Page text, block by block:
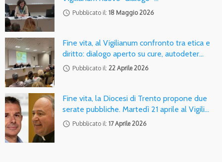
access_time Pubblicato il: 18 Maggio 2026
Fine vita, al Vigilianum confronto tra etica e
diritto: dialogo aperto su cure, autodeter…
access_time Pubblicato il: 22 Aprile 2026
Fine vita, la Diocesi di Trento propone due
serate pubbliche. Martedì 21 aprile al Vigili…
access_time Pubblicato il: 17 Aprile 2026